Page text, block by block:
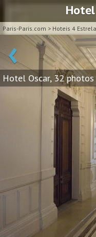
Paris-Paris.com > Hoteis 4
‹
Hotel Oscar, 32 photos